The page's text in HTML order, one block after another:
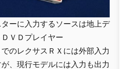
ーに入力するソースは地上デ
ＶＤプレイヤー
のレクサスＲＸには外部入力
、現行モデルには入力も出力